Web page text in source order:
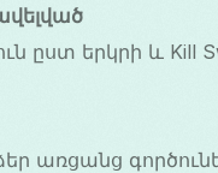
ըստ երկրի և Kill
առցանց